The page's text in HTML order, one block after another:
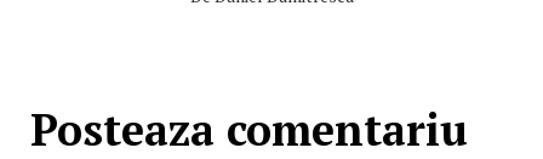
Posteaza comentariu